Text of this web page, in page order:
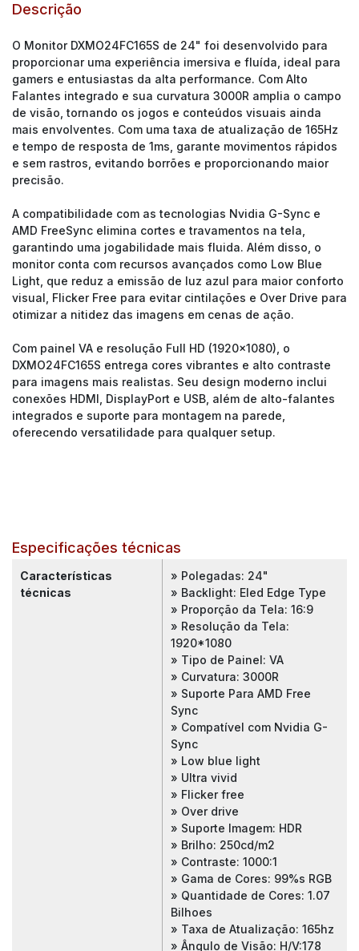
Descrição
O Monitor DXMO24FC165S de 24" foi desenvolvido para
proporcionar uma experiência imersiva e fluída, ideal para
gamers e entusiastas da alta performance. Com Alto
Falantes integrado e sua curvatura 3000R amplia o campo
de visão, tornando os jogos e conteúdos visuais ainda
mais envolventes. Com uma taxa de atualização de 165Hz
e tempo de resposta de 1ms, garante movimentos rápidos
e sem rastros, evitando borrões e proporcionando maior
precisão.
A compatibilidade com as tecnologias Nvidia G-Sync e
AMD FreeSync elimina cortes e travamentos na tela,
garantindo uma jogabilidade mais fluida. Além disso, o
monitor conta com recursos avançados como Low Blue
Light, que reduz a emissão de luz azul para maior conforto
visual, Flicker Free para evitar cintilações e Over Drive para
otimizar a nitidez das imagens em cenas de ação.
Com painel VA e resolução Full HD (1920x1080), o
DXMO24FC165S entrega cores vibrantes e alto contraste
para imagens mais realistas. Seu design moderno inclui
conexões HDMI, DisplayPort e USB, além de alto-falantes
integrados e suporte para montagem na parede,
oferecendo versatilidade para qualquer setup.
Especificações técnicas
Características
técnicas
» Polegadas: 24"
» Backlight: Eled Edge Type
» Proporção da Tela: 16:9
» Resolução da Tela:
1920*1080
» Tipo de Painel: VA
» Curvatura: 3000R
» Suporte Para AMD Free
Sync
» Compatível com Nvidia G-
Sync
» Low blue light
» Ultra vivid
» Flicker free
» Over drive
» Suporte Imagem: HDR
» Brilho: 250cd/m2
» Contraste: 1000:1
» Gama de Cores: 99%s RGB
» Quantidade de Cores: 1.07
Bilhoes
» Taxa de Atualização: 165hz
» Ângulo de Visão: H/V:178